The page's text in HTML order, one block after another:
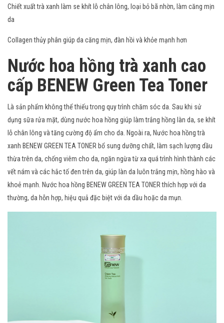
Chiết xuất trà xanh làm se khít lỗ chân lông, loại bỏ bã nhờn, làm căng mịn
da
Collagen thủy phân giúp da căng mịn, đàn hồi và khỏe mạnh hơn
Nước hoa hồng trà xanh cao
cấp BENEW Green Tea Toner
Là sản phẩm không thể thiếu trong quy trình chăm sóc da. Sau khi sử
dụng sữa rửa mặt, dùng nước hoa hồng giúp làm trắng hồng làn da, se khít
lỗ chân lông và tăng cường độ ẩm cho da. Ngoài ra, Nước hoa hồng trà
xanh BENEW GREEN TEA TONER bổ sung dưỡng chất, làm sạch lượng dầu
thừa trên da, chống viêm cho da, ngăn ngừa từ xa quá trình hình thành các
vết nám và các hắc tố đen trên da, giúp làn da luôn trắng mịn, hồng hào và
khoẻ mạnh. Nước hoa hồng BENEW GREEN TEA TONER thích hợp với da
thường, da hỗn hợp, hiệu quả đặc biệt với da dầu hoặc da mụn.